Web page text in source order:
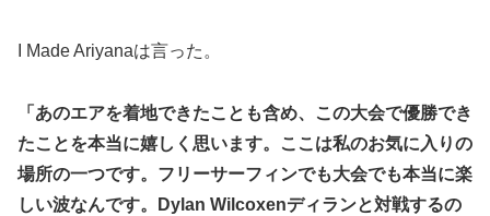
I Made Ariyanaは言った。
「あのエアを着地できたことも含め、この大会で優勝でき
たことを本当に嬉しく思います。ここは私のお気に入りの
場所の一つです。フリーサーフィンでも大会でも本当に楽
しい波なんです。Dylan Wilcoxenディランと対戦するの